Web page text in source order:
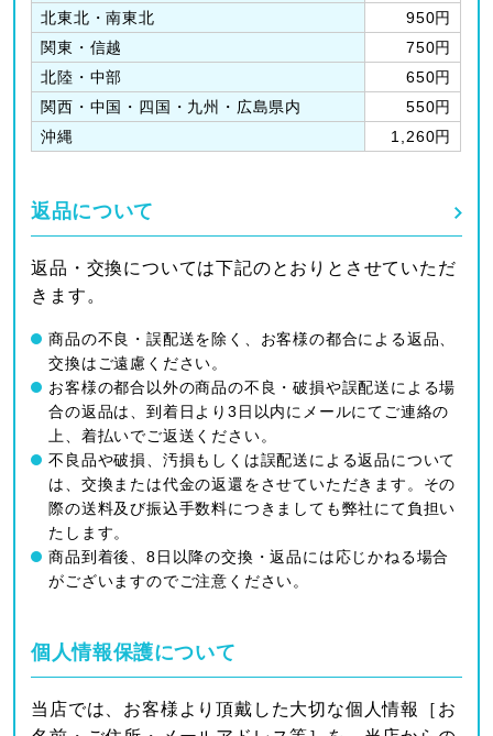
北東北・南東北
950円
関東・信越
750円
北陸・中部
650円
関西・中国・四国・九州・広島県内
550円
沖縄
1,260円
返品について
返品・交換については下記のとおりとさせていただ
きます。
商品の不良・誤配送を除く、お客様の都合による返品、
交換はご遠慮ください。
お客様の都合以外の商品の不良・破損や誤配送による場
合の返品は、到着日より3日以内にメールにてご連絡の
上、着払いでご返送ください。
不良品や破損、汚損もしくは誤配送による返品について
は、交換または代金の返還をさせていただきます。その
際の送料及び振込手数料につきましても弊社にて負担い
たします。
商品到着後、8日以降の交換・返品には応じかねる場合
がございますのでご注意ください。
個人情報保護について
当店では、お客様より頂戴した大切な個人情報［お